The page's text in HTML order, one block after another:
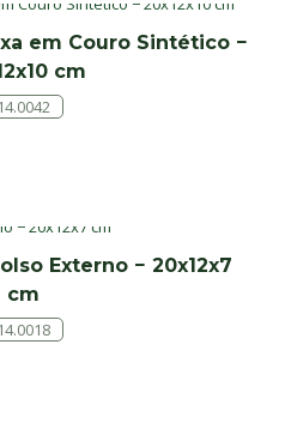
em Couro Sintético −
cm
14.0042
Externo − 20x12x7
cm
14.0018